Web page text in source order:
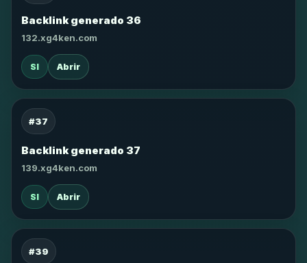
Backlink generado 36
132.xg4ken.com
SI Abrir
#37
Backlink generado 37
139.xg4ken.com
SI Abrir
#39